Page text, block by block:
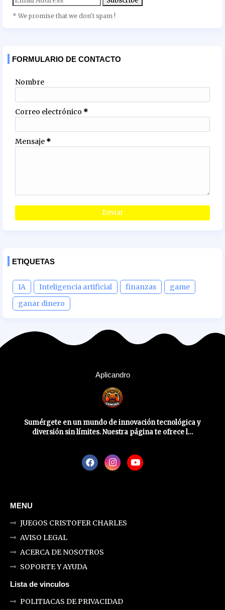
* We promise that we don't spam !
FORMULARIO DE CONTACTO
Nombre
Correo electrónico *
Mensaje *
ETIQUETAS
IA Inteligencia artificial finanzas
game
ganar dinero
Aplicandro
Sumérgete en un mundo de innovación tecnológica y
diversión sin límites. Nuestra página te ofrece l…
MENU
JUEGOS CRISTOFER CHARLES
AVISO LEGAL
ACERCA DE NOSOTROS
SOPORTE Y AYUDA
Lista de vinculos
POLITIACAS DE PRIVACIDAD